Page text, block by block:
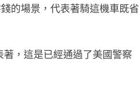
的場景，代表著騎這機車既省
，這是已經通過了美國警察